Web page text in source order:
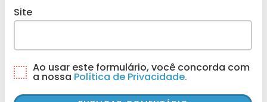
Site
Ao usar este formulário, você concorda com
a nossa Política de Privacidade.